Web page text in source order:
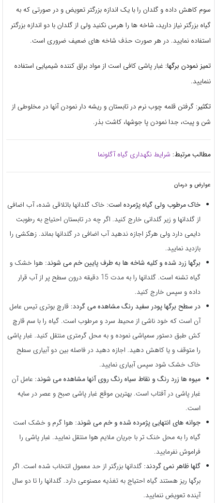
سوم کاهش داده و گلدان را با یک اندازه بزرگتر تعویض و در صورتی که به
گیاه بزرگتر نیاز دارید، شاخه ها را هرس نکنید ولی از گلدان با دو اندازه بزرگتر
استفاده نمایید. در هر صورت حذف شاخه های ضعیف ضروری است.
تمیز نمودن برگها: غبار پاشی کافی است از مواد براق کننده شیمیایی استفاده
ننمایید.
تکثیر: گرفتن قلمه چوب نرم در تابستان و ریشه دار نمودن آنها در مخلوطی از
شن و پیت، جدا نمودن پا جوشها، کاشت بذر.
مطالب مرتبط: شرایط نگهداری گیاه آگلونما
عوارض و درمان
خاک مرطوب ولی گیاه پژمرده است: خاک گلدانها باتلاقی شده، آب اضافی
از گلدانها و زیر گلدانی خارج کنید. اگر چه در تابستان احتیاج به رطوبت
دایمی دارد ولی هرگز اجازه ندهید آب اضافی در گلدانها بماند. زهکشی را
بازدید نمایید.
برگها زرد شده و کلیه شاخه ها به طرف پایین خم می شوند: هوا خشک و
گیاه تشنه است. گلدانها را به مدت 15 دقیقه درون سطح پر از آب قرار
داده و سپس خارج کنید.
در سطح برگها پودر سفید رنگ مشاهده می گردد: قارچ بوتری تیس عامل
آن است که خود ناشی از محیط سرد و مرطوب است. گیاه را با سم قارچ
کش طبق دستور سمپاشی نموده و به محل گرمتری منتقل کنید. غبار پاشی
را متوقف و یا کاهش دهید. اجازه دهید در فاصله بین دو آبیاری سطح
خاک خشک شود سپس آبیاری نمایید.
میوه ها زرد رنگ و نقاط سیاه رنگ روی آنها مشاهده می شوند: عامل آن
غبار پاشی در آفتاب است. بهترین موقع غبار پاشی صبح و عصر در سایه
است.
جوانه های انتهایی پژمرده شده و خم می شوند: هوا گرم و خشک است
گیاه را به محل خنک تر با جریان ملایم هوا منتقل نمایید. غبار پاشی را
فراموش نفرمایید.
گلها ظاهر نمی گردند: گلدانها بزرگتر از حد معمول انتخاب شده است. اگر
برگها ریز هستند گیاه احتیاج به تغذیه مصنوعی دارد. گلدانها را تا دو سال
آینده تعویض ننمایید.